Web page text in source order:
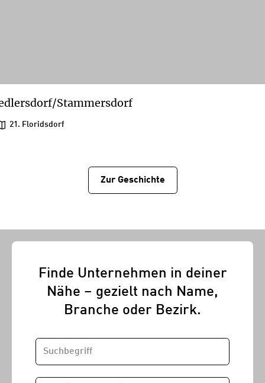
Stammersdorf
21. Floridsdorf
Zur Geschichtе
Finde Unternehmen in deiner
Nähe – gezielt nach Name,
Branche oder Bezirk.
SUCHBEGRIFF
STANDORT